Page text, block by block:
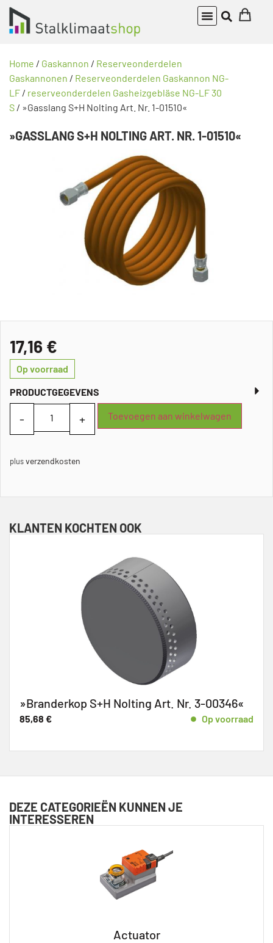
Home / Gaskannon / Reserveonderdelen
Gaskannonen / Reserveonderdelen Gaskannon NG-
LF / reserveonderdelen Gasheizgebläse NG-LF 30
S / »Gasslang S+H Nolting Art. Nr. 1-01510«
»GASSLANG S+H NOLTING ART. NR. 1-01510«
17,16 €
Op voorraad
PRODUCTGEGEVENS
Toevoegen aan winkelwagen
plusverzendkosten
KLANTEN KOCHTEN OOK
»Branderkop S+H Nolting Art. Nr. 3-00346«
85,68 € Op voorraad
DEZE CATEGORIEËN KUNNEN JE
INTERESSEREN
Actuator